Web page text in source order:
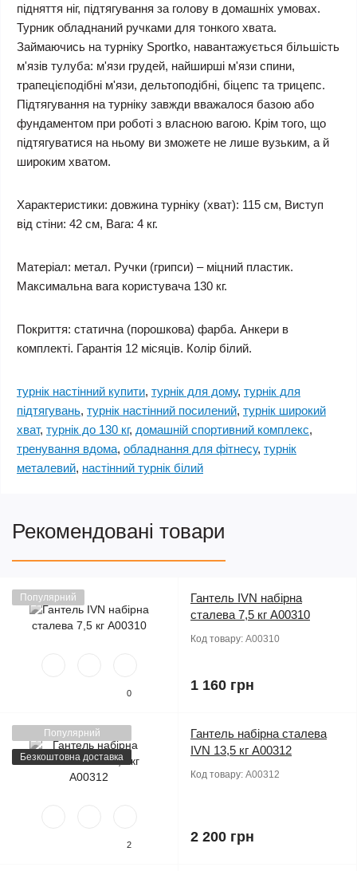
підняття ніг, підтягування за голову в домашніх умовах.
Турник обладнаний ручками для тонкого хвата.
Займаючись на турніку Sportko, навантажується більшість
м'язів тулуба: м'язи грудей, найширші м'язи спини,
трапецієподібні м'язи, дельтоподібні, біцепс та трицепс.
Підтягування на турніку завжди вважалося базою або
фундаментом при роботі з власною вагою. Крім того, що
підтягуватися на ньому ви зможете не лише вузьким, а й
широким хватом.
Характеристики: довжина турніку (хват): 115 см, Виступ
від стіни: 42 см, Вага: 4 кг.
Матеріал: метал. Ручки (грипси) – міцний пластик.
Максимальна вага користувача 130 кг.
Покриття: статична (порошкова) фарба. Анкери в
комплекті. Гарантія 12 місяців. Колір білий.
турнік настінний купити, турнік для дому, турнік для
підтягувань, турнік настінний посилений, турнік широкий
хват, турнік до 130 кг, домашній спортивний комплекс,
тренування вдома, обладнання для фітнесу, турнік
металевий, настінний турнік білий
Рекомендовані товари
Популярний
0
Гантель IVN набірна
сталева 7,5 кг A00310
Код товару: A00310
1 160 грн
Популярний
Безкоштовна доставка
2
Гантель набірна сталева
IVN 13,5 кг A00312
Код товару: A00312
2 200 грн